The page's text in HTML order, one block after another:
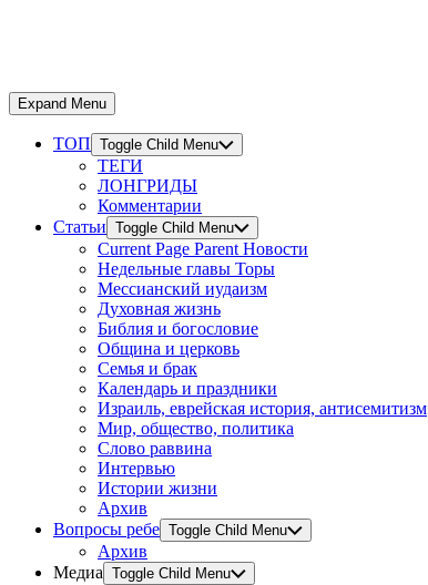
Expand Menu
ТОП Toggle Child Menu
ТЕГИ
ЛОНГРИДЫ
Комментарии
Статьи Toggle Child Menu
Current Page Parent Новости
Недельные главы Торы
Мессианский иудаизм
Духовная жизнь
Библия и богословие
Община и церковь
Семья и брак
Календарь и праздники
Израиль, еврейская история, антисемитизм
Мир, общество, политика
Слово раввина
Интервью
Истории жизни
Архив
Вопросы ребе Toggle Child Menu
Архив
Медиа Toggle Child Menu